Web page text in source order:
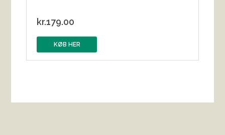
kr.179.00
KØB HER